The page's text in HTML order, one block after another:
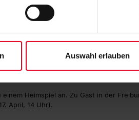
auswählen, werden nur unbedingt
Auswahl erlauben
können und haben auch schon besser
hatten wir eine extrem junge
gefightet haben“, so der Coach. „Ich
Mal zu Null gespielt haben.“
beiden Siegen zuvor in Balingen (1:0)
den Pfosten.
Heimspiel an. Zu Gast in der
April, 14 Uhr).